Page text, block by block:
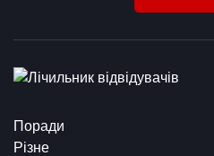
Поради
Різне